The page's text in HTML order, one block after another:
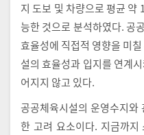
지 도보 및 차량으로 평균 약
능한 것으로 분석하였다. 공
효율성에 직접적 영향을 미
설의 효율성과 입지를 연계
어지지 않고 있다.
공공체육시설의 운영수지와
한 고려 요소이다. 지금까지